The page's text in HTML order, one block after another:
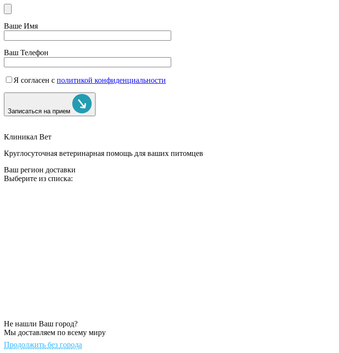
Ваше Имя
Ваш Телефон
Я согласен с политикой конфиденциальности
Записаться на прием
Клиникал Вет
Круглосуточная ветеринарная помощь для ваших питомцев
Ваш регион доставки
Выберите из списка:
Не нашли Ваш город?
Мы доставляем по всему миру
Продолжить без города